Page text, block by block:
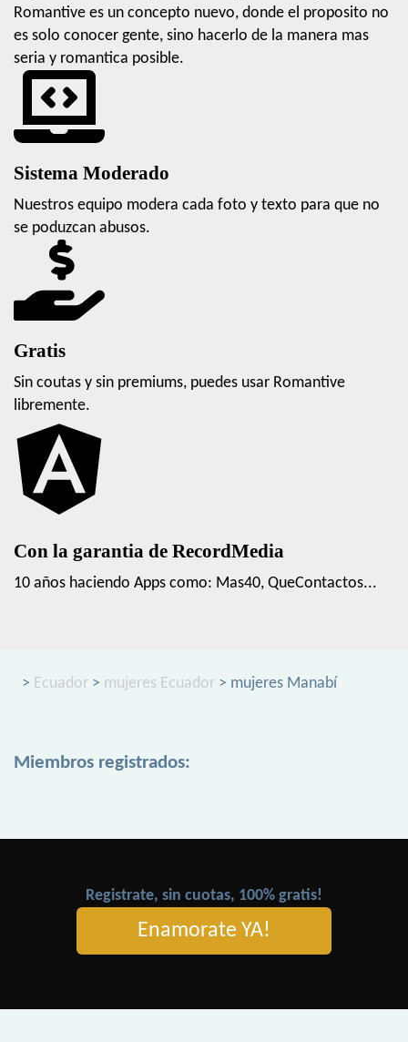
Romantive es un concepto nuevo, donde el proposito no
es solo conocer gente, sino hacerlo de la manera mas
seria y romantica posible.
Sistema Moderado
Nuestros equipo modera cada foto y texto para que no
se poduzcan abusos.
Gratis
Sin coutas y sin premiums, puedes usar Romantive
libremente.
Con la garantia de RecordMedia
10 años haciendo Apps como: Mas40, QueContactos...
> Ecuador > mujeres Ecuador > mujeres Manabí
Miembros registrados:
Registrate, sin cuotas, 100% gratis!
Enamorate YA!